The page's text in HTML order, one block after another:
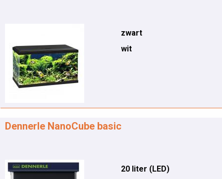
zwart
wit
Dennerle NanoCube basic
20 liter (LED)